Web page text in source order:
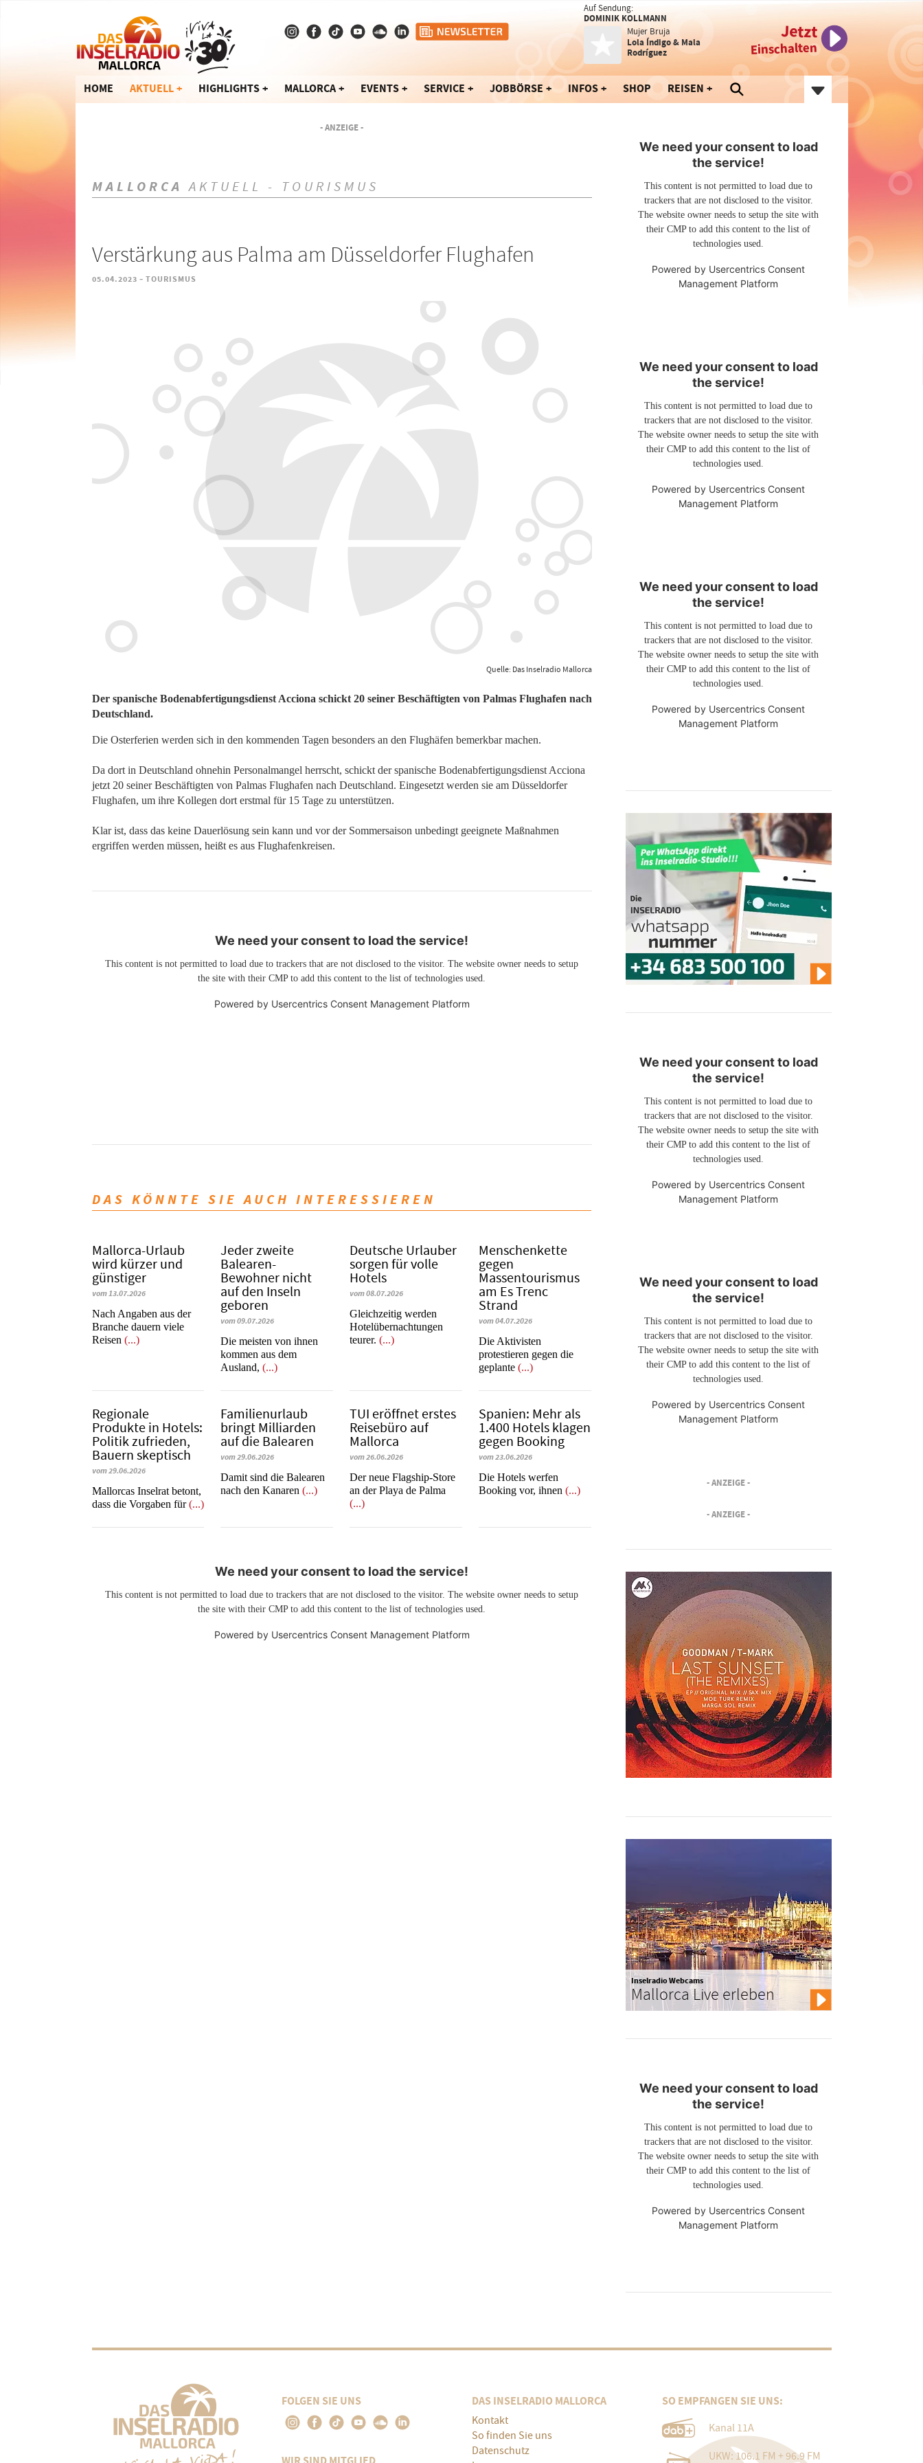
Auf Sendung:
DOMINIK KOLLMANN
Mujer Bruja
Lola Índigo & Mala
Rodríguez
Jetzt
Einschalten
HOME AKTUELL HIGHLIGHTS MALLORCA EVENTS SERVICE JOBBÖRSE INFOS SHOP REISEN
- ANZEIGE -
MALLORCA AKTUELL - TOURISMUS
Verstärkung aus Palma am Düsseldorfer Flughafen
05.04.2023 - TOURISMUS
Quelle: Das Inselradio Mallorca
Der spanische Bodenabfertigungsdienst Acciona schickt 20 seiner Beschäftigten von Palmas Flughafen nach
Deutschland.
Die Osterferien werden sich in den kommenden Tagen besonders an den Flughäfen bemerkbar machen.
Da dort in Deutschland ohnehin Personalmangel herrscht, schickt der spanische Bodenabfertigungsdienst Acciona
jetzt 20 seiner Beschäftigten von Palmas Flughafen nach Deutschland. Eingesetzt werden sie am Düsseldorfer
Flughafen, um ihre Kollegen dort erstmal für 15 Tage zu unterstützen.
Klar ist, dass das keine Dauerlösung sein kann und vor der Sommersaison unbedingt geeignete Maßnahmen
ergriffen werden müssen, heißt es aus Flughafenkreisen.
We need your consent to load the service!
This content is not permitted to load due to trackers that are not disclosed to the visitor. The website owner needs to setup
the site with their CMP to add this content to the list of technologies used.
Powered by Usercentrics Consent Management Platform
DAS KÖNNTE SIE AUCH INTERESSIEREN
Mallorca-Urlaub
wird kürzer und
günstiger
vom 13.07.2026
Nach Angaben aus der
Branche dauern viele
Reisen (...)
Jeder zweite
Balearen-
Bewohner nicht
auf den Inseln
geboren
vom 09.07.2026
Die meisten von ihnen
kommen aus dem
Ausland,(...)
Deutsche Urlauber
sorgen für volle
Hotels
vom 08.07.2026
Gleichzeitig werden
Hotelübernachtungen
teurer.(...)
Menschenkette
gegen
Massentourismus
am Es Trenc
Strand
vom 04.07.2026
Die Aktivisten
protestieren gegen die
geplante(...)
Regionale
Produkte in Hotels:
Politik zufrieden,
Bauern skeptisch
vom 29.06.2026
Mallorcas Inselrat betont,
dass die Vorgaben für(...)
Familienurlaub
bringt Milliarden
auf die Balearen
vom 29.06.2026
​​​​​​​Damit sind die Balearen
nach den Kanaren(...)
TUI eröffnet erstes
Reisebüro auf
Mallorca
vom 26.06.2026
Der neue Flagship-Store
an der Playa de Palma
(...)
Spanien: Mehr als
1.400 Hotels klagen
gegen Booking
vom 23.06.2026
​​​​​​​Die Hotels werfen
Booking vor, ihnen(...)
We need your consent to load the service!
This content is not permitted to load due to trackers that are not disclosed to the visitor. The website owner needs to setup
the site with their CMP to add this content to the list of technologies used.
Powered by Usercentrics Consent Management Platform
We need your consent to load
the service!
This content is not permitted to load due to
trackers that are not disclosed to the visitor.
The website owner needs to setup the site with
their CMP to add this content to the list of
technologies used.
Powered by Usercentrics Consent
Management Platform
We need your consent to load
the service!
This content is not permitted to load due to
trackers that are not disclosed to the visitor.
The website owner needs to setup the site with
their CMP to add this content to the list of
technologies used.
Powered by Usercentrics Consent
Management Platform
We need your consent to load
the service!
This content is not permitted to load due to
trackers that are not disclosed to the visitor.
The website owner needs to setup the site with
their CMP to add this content to the list of
technologies used.
Powered by Usercentrics Consent
Management Platform
We need your consent to load
the service!
This content is not permitted to load due to
trackers that are not disclosed to the visitor.
The website owner needs to setup the site with
their CMP to add this content to the list of
technologies used.
Powered by Usercentrics Consent
Management Platform
We need your consent to load
the service!
This content is not permitted to load due to
trackers that are not disclosed to the visitor.
The website owner needs to setup the site with
their CMP to add this content to the list of
technologies used.
Powered by Usercentrics Consent
Management Platform
- ANZEIGE -
- ANZEIGE -
Inselradio Webcams
Mallorca Live erleben
We need your consent to load
the service!
This content is not permitted to load due to
trackers that are not disclosed to the visitor.
The website owner needs to setup the site with
their CMP to add this content to the list of
technologies used.
Powered by Usercentrics Consent
Management Platform
FOLGEN SIE UNS DAS INSELRADIO MALLORCA
Kontakt
So finden Sie uns
Datenschutz
SO EMPFANGEN SIE UNS:
Kanal 11A
UKW: 106.1 FM + 96.9 FM